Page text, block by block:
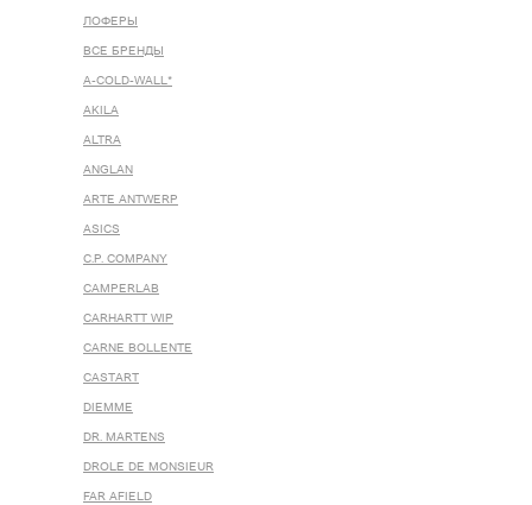
ЛОФЕРЫ
ВСЕ БРЕНДЫ
A-COLD-WALL*
AKILA
ALTRA
ANGLAN
ARTE ANTWERP
ASICS
C.P. COMPANY
CAMPERLAB
CARHARTT WIP
CARNE BOLLENTE
CASTART
DIEMME
DR. MARTENS
DROLE DE MONSIEUR
FAR AFIELD